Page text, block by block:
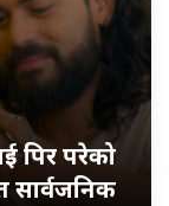
पिर परेको
सार्वजनिक